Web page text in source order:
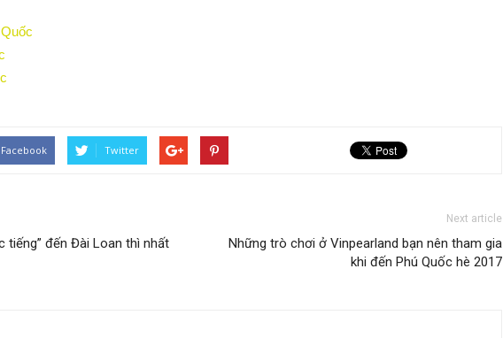
Facebook Twitter
tiếng” đến Đài Loan thì nhất
Next article
Những trò chơi ở Vinpearland bạn nên tham gia
khi đến Phú Quốc hè 2017